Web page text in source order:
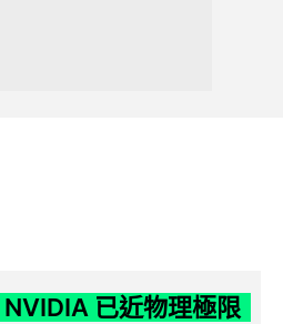
已近物理極限